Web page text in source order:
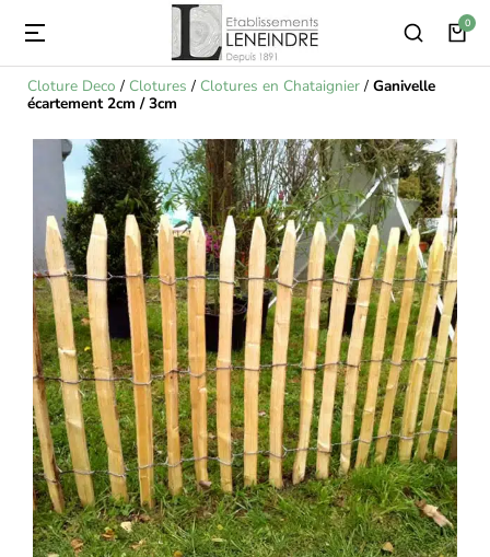
Cloture Deco / Clotures / Clotures en Chataignier/ Ganivelle
écartement 2cm / 3cm